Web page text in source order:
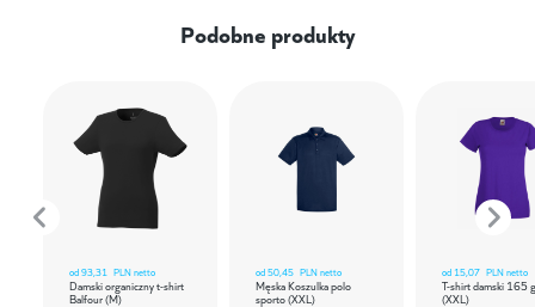
Podobne produkty
od93,31 PLN netto
Damski organiczny t-shirt
Balfour (M)
od50,45 PLN netto
Męska Koszulka polo
sporto (XXL)
od 15,07 PLN netto
T-shirt damski 165
(XXL)